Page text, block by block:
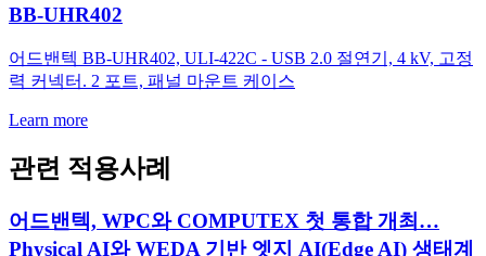
BB-UHR402
어드밴텍 BB-UHR402, ULI-422C - USB 2.0 절연기, 4 kV, 고정
력 커넥터. 2 포트, 패널 마운트 케이스
Learn more
관련 적용사례
어드밴텍, WPC와 COMPUTEX 첫 통합 개최…
Physical AI와 WEDA 기반 엣지 AI(Edge AI) 생태계